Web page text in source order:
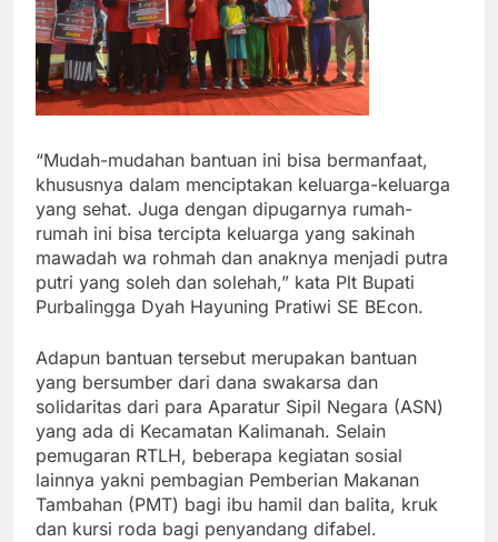
“Mudah-mudahan bantuan ini bisa bermanfaat,
khususnya dalam menciptakan keluarga-keluarga
yang sehat. Juga dengan dipugarnya rumah-
rumah ini bisa tercipta keluarga yang sakinah
mawadah wa rohmah dan anaknya menjadi putra
putri yang soleh dan solehah,” kata Plt Bupati
Purbalingga Dyah Hayuning Pratiwi SE BEcon.
Adapun bantuan tersebut merupakan bantuan
yang bersumber dari dana swakarsa dan
solidaritas dari para Aparatur Sipil Negara (ASN)
yang ada di Kecamatan Kalimanah. Selain
pemugaran RTLH, beberapa kegiatan sosial
lainnya yakni pembagian Pemberian Makanan
Tambahan (PMT) bagi ibu hamil dan balita, kruk
dan kursi roda bagi penyandang difabel.